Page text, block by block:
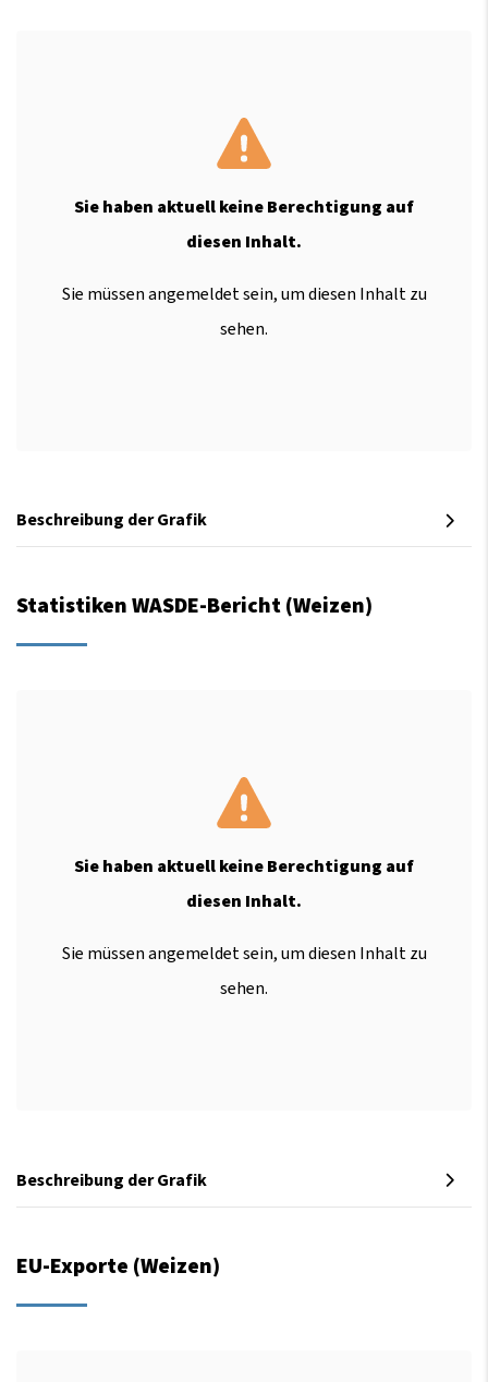
Sie haben aktuell keine Berechtigung auf
diesen Inhalt.
Sie müssen angemeldet sein, um diesen Inhalt zu
sehen.
Beschreibung der Grafik
Statistiken WASDE-Bericht (Weizen)
Sie haben aktuell keine Berechtigung auf
diesen Inhalt.
Sie müssen angemeldet sein, um diesen Inhalt zu
sehen.
Beschreibung der Grafik
EU-Exporte (Weizen)